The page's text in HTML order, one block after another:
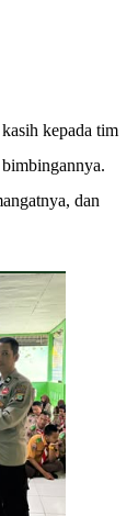
kepada tim
dan